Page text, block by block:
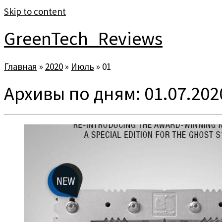
Skip to content
GreenTech_Reviews
Главная » 2020 » Июль » 01
Архивы по дням: